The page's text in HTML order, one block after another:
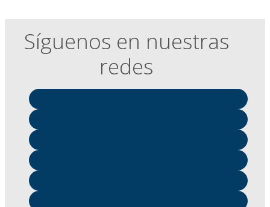
Síguenos en nuestras
redes